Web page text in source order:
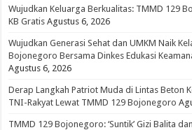
Wujudkan Keluarga Berkualitas: TMMD 129
KB Gratis Agustus 6, 2026
Wujudkan Generasi Sehat dan UMKM Naik
Bojonegoro Bersama Dinkes Edukasi
Agustus 6, 2026
Derap Langkah Patriot Muda di Lintas Beton
TNI-Rakyat Lewat TMMD 129 Bojonegoro
TMMD 129 Bojonegoro: ‘Suntik’ Gizi Balita